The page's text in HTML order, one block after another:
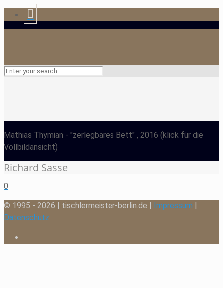
Mathias Thymian - "zerlegbares Bett" , 2016 (klick für die
Vollbildansicht)
Richard Sasse
0
© 1995 - 2026 | tischlermeister-berlin.de | Impressum
Datenschutz